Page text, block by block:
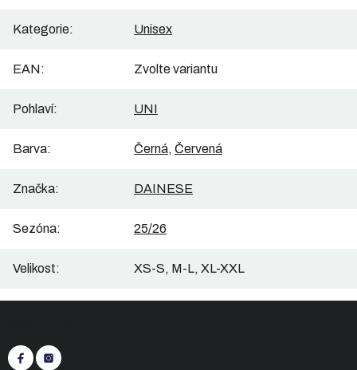
Kategorie: Unisex
EAN: Zvolte variantu
Pohlaví: UNI
Barva: Černá, Červená
Značka: DAINESE
Sezóna: 25/26
Velikost: XS-S, M-L, XL-XXL
a